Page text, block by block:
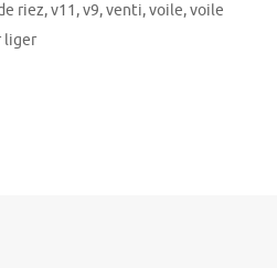
riez,v11,v9,venti,voile,voile
liger